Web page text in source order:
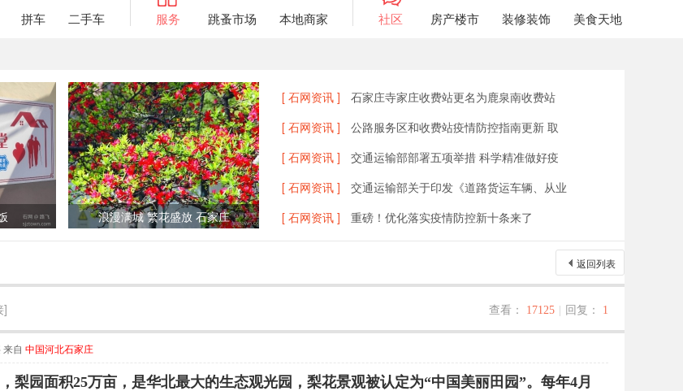
拼车 二手车 服务
跳蚤市场
本地商家 社区
房产楼市
装修装饰 美食天地
浪漫满城 繁花盛放 石家庄
[ 石网资讯 ]
石家庄寺家庄收费站更名为鹿泉南收费站
[ 石网资讯 ]
公路服务区和收费站疫情防控指南更新 取
[ 石网资讯 ]
交通运输部部署五项举措 科学精准做好疫
[ 石网资讯 ]
交通运输部关于印发《道路货运车辆、从业
[ 石网资讯 ]
重磅！优化落实疫情防控新十条来了
返回列表
查看： 17125 回复： 1
]
来自 中国河北石家庄
梨园面积25万亩，是华北最大的生态观光园，梨花景观被认定为“中国美丽田园”。每年4月